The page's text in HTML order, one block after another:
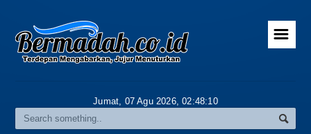
Home
Gallery
☰
Jumat, 07 Agu 2026,02:48:11